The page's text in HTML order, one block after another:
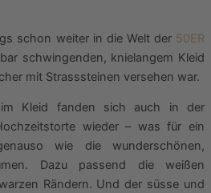
schon weiter in die Welt der 50ER
schwingenden, knielangem Kleid
mit Strasssteinen versehen war.
im Kleid fanden sich auch in der
wieder – was für ein
wie die wunderschönen,
Dazu passend die weißen
Rändern. Und der süsse und